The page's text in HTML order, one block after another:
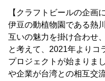
【クラフトビールの企画
伊豆の動植物園である熱
互いの魅力を掛け合わせ
と考えて、2021年よりコ
プロジェクトが始まりま
や企業が台湾との相互交